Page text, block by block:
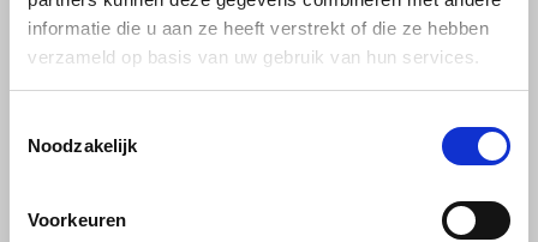
informatie die u aan ze heeft verstrekt of die ze hebben
verzameld op basis van uw gebruik van hun services.
Noodzakelijk
Voorkeuren
toveren in een
droomespresso.
illy Ethiopië Arabica
illy Classico MOKA